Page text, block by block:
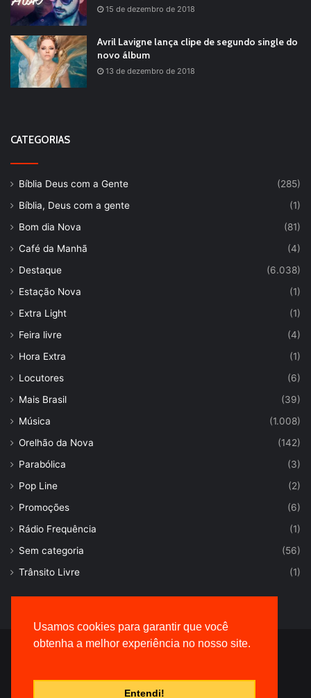
Usamos cookies para garantir que você
obtenha a melhor experiência no nosso site.
Entendi!
15 de dezembro de 2018
Avril Lavigne lança clipe de segundo single do
novo álbum
13 de dezembro de 2018
CATEGORIAS
Bíblia Deus com a Gente
(285)
Bíblia, Deus com a gente
(1)
Bom dia Nova
(81)
Café da Manhã
(4)
Destaque
(6.038)
Estação Nova
(1)
Extra Light
(1)
Feira livre
(4)
Hora Extra
(1)
Locutores
(6)
Mais Brasil
(39)
Música
(1.008)
Orelhão da Nova
(142)
Parabólica
(3)
Pop Line
(2)
Promoções
(6)
Rádio Frequência
(1)
Sem categoria
(56)
Trânsito Livre
(1)